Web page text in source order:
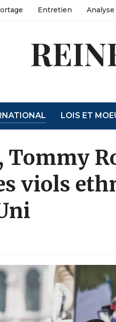
Entretien Analyse
LOIS ET
Tommy
viols